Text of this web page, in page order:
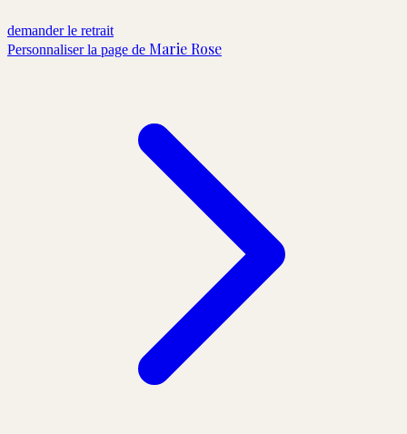
demander le retrait
Personnaliser la page de Marie Rose